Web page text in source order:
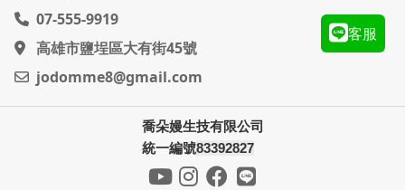
客服
07-555-9919
高雄市鹽埕區大有街45號
jodomme8@gmail.com
喬朵嫚生技有限公司
統一編號83392827